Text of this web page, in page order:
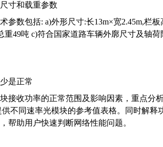
寸和载重参数
参数包括: a)外形尺寸:长13m×宽2.45m,栏
重49吨 c)符合国家道路车辆外廓尺寸及轴荷
是正常
接收功率的正常范围及影响因素，重点分
供不同速率光模块的参考值表格。同时解
帮助用户快速判断网络性能问题。